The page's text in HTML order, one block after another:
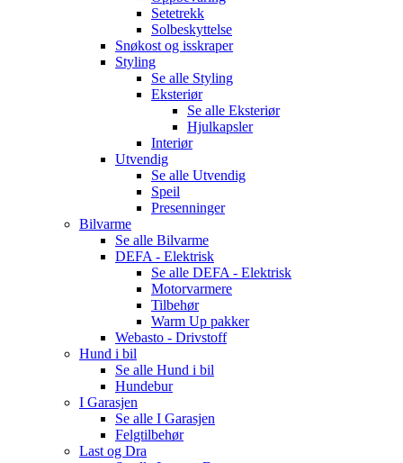
Setetrekk
Solbeskyttelse
Snøkost og isskraper
Styling
Se alle Styling
Eksteriør
Se alle Eksteriør
Hjulkapsler
Interiør
Utvendig
Se alle Utvendig
Speil
Presenninger
Bilvarme
Se alle Bilvarme
DEFA - Elektrisk
Se alle DEFA - Elektrisk
Motorvarmere
Tilbehør
Warm Up pakker
Webasto - Drivstoff
Hund i bil
Se alle Hund i bil
Hundebur
I Garasjen
Se alle I Garasjen
Felgtilbehør
Last og Dra